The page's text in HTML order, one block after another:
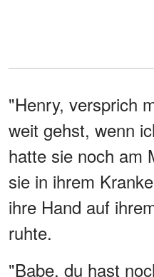
"Henry, versprich
weit gehst, wenn
hatte sie noch am
sie in ihrem
ihre Hand auf
ruhte.
"Babe, du hast